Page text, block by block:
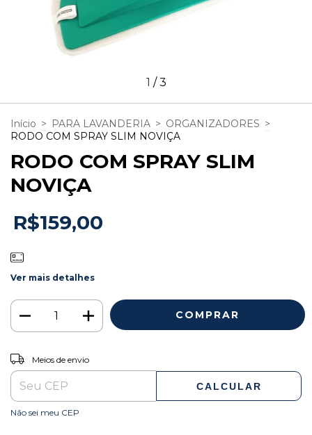
1 /3
Início > PARA LAVANDERIA > ORGANIZADORES >
RODO COM SPRAY SLIM NOVIÇA
RODO COM SPRAY SLIM
NOVIÇA
R$159,00
Ver mais detalhes
Entregas para o CEP:
Meios de envio
CALCULAR
Não sei meu CEP